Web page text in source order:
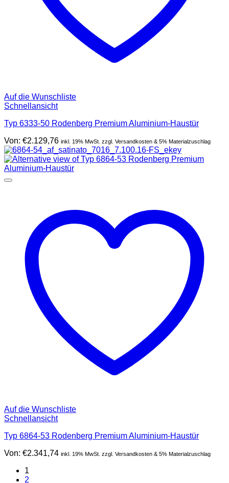
Auf die Wunschliste
Schnellansicht
Typ 6333-50 Rodenberg Premium Aluminium-Haustür
Von: €2.129,76 inkl. 19% MwSt. zzgl. Versandkosten & 5% Materialzuschlag
Auf die Wunschliste
Schnellansicht
Typ 6864-53 Rodenberg Premium Aluminium-Haustür
Von: €2.341,74 inkl. 19% MwSt. zzgl. Versandkosten & 5% Materialzuschlag
1
2